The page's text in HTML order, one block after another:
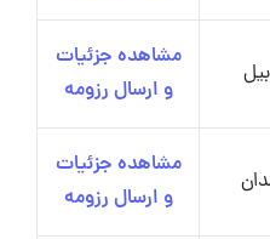
مشاهده جزئیات
و ارسال رزومه
مشاهده جزئیات
و ارسال رزومه